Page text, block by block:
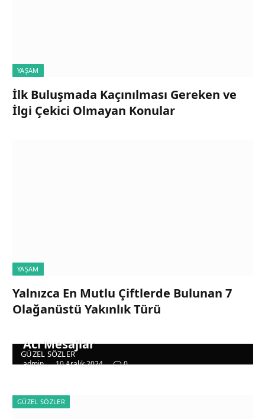
YAŞAM
İlk Buluşmada Kaçınılması Gereken ve
İlgi Çekici Olmayan Konular
YAŞAM
Yalnızca En Mutlu Çiftlerde Bulunan 7
Olağanüstü Yakınlık Türü
GÜZEL SÖZLER
Acı Mesajlar
admin 10 Aralık 2024 0
GÜZEL SÖZLER